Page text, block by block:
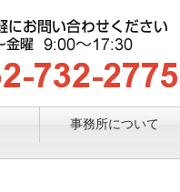
事務所について
所長ごあいさつ
経営理念
藤井会計事務所の強み
事務所概要